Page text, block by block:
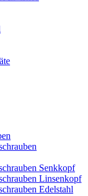
Senkkopf
Linsenkopf
Edelstahl